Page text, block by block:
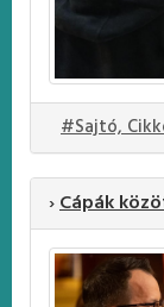
#Sajtó,
›Cápák